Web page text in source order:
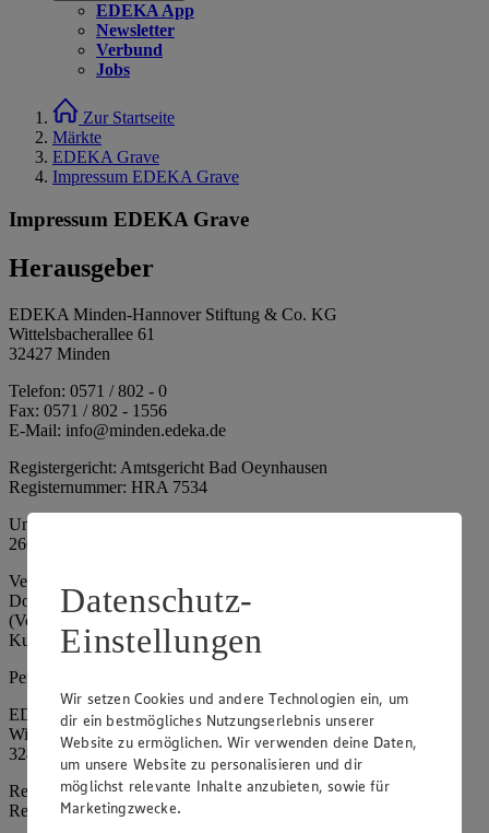
EDEKA App
Newsletter
Verbund
Jobs
Zur Startseite
Märkte
EDEKA Grave
Impressum EDEKA Grave
Impressum EDEKA Grave
Herausgeber
EDEKA Minden-Hannover Stiftung & Co. KG
Wittelsbacherallee 61
32427 Minden
Telefon: 0571 / 802 - 0
Fax: 0571 / 802 - 1556
E-Mail: info@minden.edeka.de
Registergericht: Amtsgericht Bad Oeynhausen
Registernummer: HRA 7534
Umsatzsteuer-Identifikationsnummer gem. § 27a UStG: DE
266067317
Vertretungsberechtigte: Mark Rosenkranz (Sprecher), Eileen
Dominique Klingsiek (Vorstandsmitglied), Ulf-U. Plath
(Vorstandsmitglied), Stephan Wohler (Vorstandsmitglied), Marc
Kuhlmann (Aufsichtsratsvorsitzender)
Persönlich haftende Gesellschafterin:
EDEKA Minden-Hannover Holding GmbH
Wittelsbacherallee 61
32427 Minden
Registergericht: Amtsgericht Bad Oeynhausen
Registernummer: HRB 4086
Datenschutz-
Einstellungen
Wir setzen Cookies und andere Technologien ein, um
dir ein bestmögliches Nutzungserlebnis unserer
Website zu ermöglichen. Wir verwenden deine Daten,
um unsere Website zu personalisieren und dir
möglichst relevante Inhalte anzubieten, sowie für
Marketingzwecke.